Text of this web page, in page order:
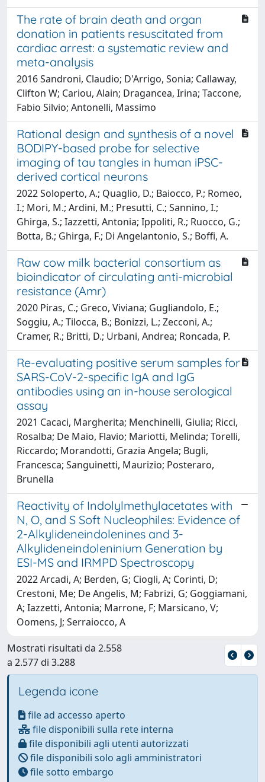
The rate of brain death and organ
donation in patients resuscitated from
cardiac arrest: a systematic review and
meta-analysis
2016 Sandroni, Claudio; D'Arrigo, Sonia; Callaway,
Clifton W; Cariou, Alain; Dragancea, Irina; Taccone,
Fabio Silvio; Antonelli, Massimo
Rational design and synthesis of a novel
BODIPY-based probe for selective
imaging of tau tangles in human iPSC-
derived cortical neurons
2022 Soloperto, A.; Quaglio, D.; Baiocco, P.; Romeo,
I.; Mori, M.; Ardini, M.; Presutti, C.; Sannino, I.;
Ghirga, S.; Iazzetti, Antonia; Ippoliti, R.; Ruocco, G.;
Botta, B.; Ghirga, F.; Di Angelantonio, S.; Boffi, A.
Raw cow milk bacterial consortium as
bioindicator of circulating anti-microbial
resistance (Amr)
2020 Piras, C.; Greco, Viviana; Gugliandolo, E.;
Soggiu, A.; Tilocca, B.; Bonizzi, L.; Zecconi, A.;
Cramer, R.; Britti, D.; Urbani, Andrea; Roncada, P.
Re-evaluating positive serum samples for
SARS-CoV-2-specific IgA and IgG
antibodies using an in-house serological
assay
2021 Cacaci, Margherita; Menchinelli, Giulia; Ricci,
Rosalba; De Maio, Flavio; Mariotti, Melinda; Torelli,
Riccardo; Morandotti, Grazia Angela; Bugli,
Francesca; Sanguinetti, Maurizio; Posteraro,
Brunella
Reactivity of Indolylmethylacetates with
N, O, and S Soft Nucleophiles: Evidence of
2-Alkylideneindolenines and 3-
Alkylideneindoleninium Generation by
ESI-MS and IRMPD Spectroscopy
2022 Arcadi, A; Berden, G; Ciogli, A; Corinti, D;
Crestoni, Me; De Angelis, M; Fabrizi, G; Goggiamani,
A; Iazzetti, Antonia; Marrone, F; Marsicano, V;
Oomens, J; Serraiocco, A
Mostrati risultati da 2.558
a 2.577 di 3.288
Legenda icone
file ad accesso aperto
file disponibili sulla rete interna
file disponibili agli utenti autorizzati
file disponibili solo agli amministratori
file sotto embargo